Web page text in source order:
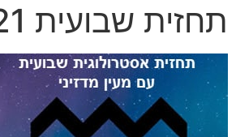
תחזית שבועית 31.1.21